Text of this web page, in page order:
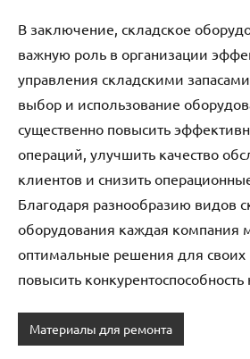
В заключение, складское
важную роль в организации
управления складскими
выбор и использование
существенно повысить
операций, улучшить качество
клиентов и снизить
Благодаря разнообразию видов
оборудования каждая компания
оптимальные решения для своих
повысить конкурентоспособность
Материалы для ремонта